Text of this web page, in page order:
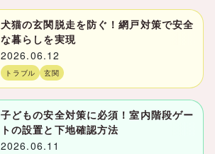
犬猫の玄関脱走を防ぐ！網戸対策で安全
な暮らしを実現
2026.06.12
トラブル 玄関
子どもの安全対策に必須！室内階段ゲー
トの設置と下地確認方法
2026.06.11